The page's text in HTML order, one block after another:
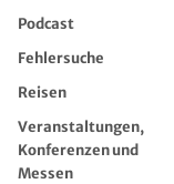
Podcast
Fehlersuche
Reisen
Veranstaltungen,
Konferenzen und
Messen